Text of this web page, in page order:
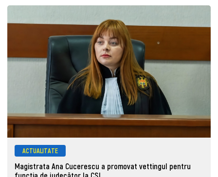
ACTUALITATE
Magistrata Ana Cucerescu a promovat vettingul pentru